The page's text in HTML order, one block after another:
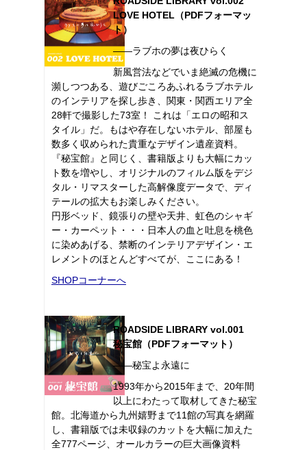
LOVE HOTEL（PDFフォーマッ
ト）
――ラブホの夢は夜ひらく
新風営法などでいま絶滅の危機に
瀕しつつある、遊びごころあふれるラブホテル
のインテリアを探し歩き、関東・関西エリア全
28軒で撮影した73室！ これは「エロの昭和ス
タイル」だ。もはや存在しないホテル、部屋も
数多く収められた貴重なデザイン遺産資料。
『秘宝館』と同じく、書籍版よりも大幅にカッ
ト数を増やし、オリジナルのフィルム版をデジ
タル・リマスターした高解像度データで、ディ
テールの拡大もお楽しみください。
円形ベッド、鏡張りの壁や天井、虹色のシャギ
ー・カーペット・・・日本人の血と吐息を桃色
に染めあげる、禁断のインテリアデザイン・エ
レメントのほとんどすべてが、ここにある！
SHOPコーナーへ
ROADSIDE LIBRARY vol.001
秘宝館（PDFフォーマット）
――秘宝よ永遠に
1993年から2015年まで、20年間
以上にわたって取材してきた秘宝
館。北海道から九州嬉野まで11館の写真を網羅
し、書籍版では未収録のカットを大幅に加えた
全777ページ、オールカラーの巨大画像資料